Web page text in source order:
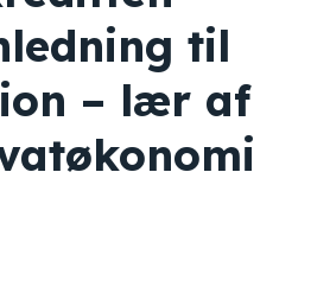
til
– lær af